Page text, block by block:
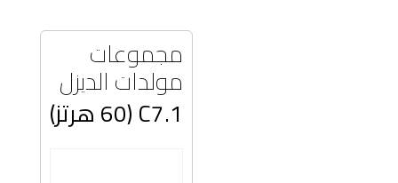
مجموعات
مولدات الديزل
C7.1 (60 هرتز)